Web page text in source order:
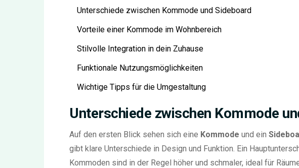
Unterschiede zwischen Kommode und Sideboard
Vorteile einer Kommode im Wohnbereich
Stilvolle Integration in dein Zuhause
Funktionale Nutzungsmöglichkeiten
Wichtige Tipps für die Umgestaltung
Unterschiede zwischen Kommode
Auf den ersten Blick sehen sich eine Kommode und ein
gibt klare Unterschiede in Design und Funktion. Ein
Kommoden sind in der Regel höher und schmaler, ideal für